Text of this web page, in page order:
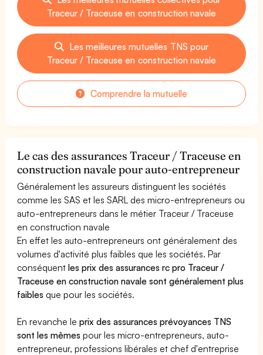
Traceur / Traceuse en construction navale
Les meilleures mutuelles TNS pour
Traceur / Traceuse en construction navale
Comprendre la mutuelle
Le cas des assurances Traceur / Traceuse en
construction navale pour auto-entrepreneur
Généralement les assureurs distinguent les sociétés
comme les SAS et les SARL des micro-entrepreneurs ou
auto-entrepreneurs dans le métier Traceur / Traceuse
en construction navale
En effet les auto-entrepreneurs ont généralement des
volumes d'activité plus faibles que les sociétés. Par
conséquentles prix des assurances rc pro Traceur /
Traceuse en construction navale sont généralement plus
faibles que pour les sociétés.
En revanche leprix des assurances prévoyances TNS
sont les mêmes pour les micro-entrepreneurs, auto-
entrepreneur, professions libérales et chef d'entreprise